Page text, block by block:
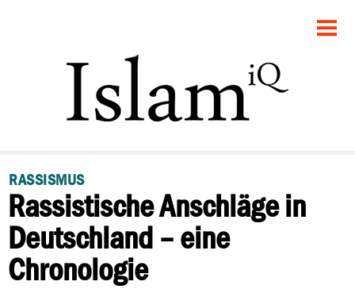
POLITIK
DEBATTE
PANORAMA
RECHT
FEUILLETON
RASSISMUS
Rassistische Anschläge in
Deutschland – eine
Chronologie